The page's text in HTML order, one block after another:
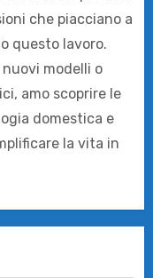
che piacciano a
questo lavoro.
modelli o
amo scoprire le
domestica e
la vita in